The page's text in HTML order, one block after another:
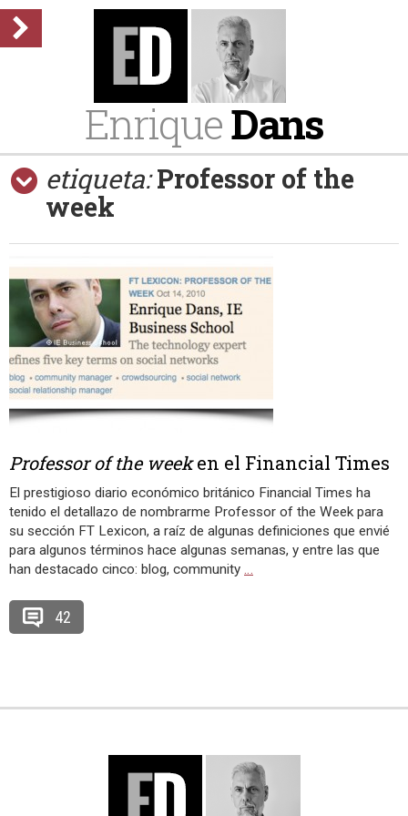
EnriqueDans
etiqueta: Professor of the
week
Professor of the weeken el Financial Times
El prestigioso diario económico británico Financial Times ha
tenido el detallazo de nombrarme Professor of the Week para
su sección FT Lexicon, a raíz de algunas definiciones que envié
para algunos términos hace algunas semanas, y entre las que
han destacado cinco: blog, community …
42